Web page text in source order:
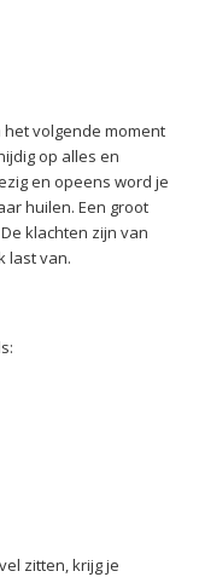
volgende moment
op alles en
en opeens word je
huilen. Een groot
klachten zijn van
last van.
zitten, krijg je